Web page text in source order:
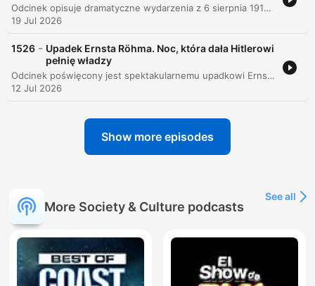
Odcinek opisuje dramatyczne wydarzenia z 6 sierpnia 1915 roku, znane jako Atak Umarłych, podczas których obrońcy twierdzy Osowiec odparli niemiecką ofensywę. Niemcy, chcąc zdobyć twierdzę bez walki, użyli nowej broni chemicznej – mieszanki chloru i bromu, która spowodowała ogromne straty wśród rosyjskiego garnizonu. Mimo tragicznych obrażeń i braku masek przeciwgazowych, ocalali żołnierze pod dowództwem podporucznika Władimira Kotlińskiego i Władysława Strzemińskiego przeprowadzili desperacki kontratak. Widok rannych, krwawiących obrońców wywołał panikę w niemieckich szeregach, zmuszając ich do ucieczki, choć ostatecznie twierdza została opuszczona ze względu na ogólną sytuację na froncie.
19 Jul 2026
1526 - Upadek Ernsta Röhma. Noc, która dała Hitlerowi
pełnię władzy
Odcinek poświęcony jest spektakularnemu upadkowi Ernsta Röhma, dowódcy SA, oraz wydarzeniom Nocy Długich Noży. Narracja śledzi drogę Röhma od bohatera wojennego i współtwórcy paramilitarnej formacji Sturmabteilung, przez jego konflikt ideologiczny z Adolfem Hitlerem, aż po krwawą czystkę, która umożliwiła Hitlerowi przejęcie pełnej, dyktatorskiej władzy w Niemczech. Analiza skupia się na mechanizmach politycznych, w których Hitler, dążąc do uzyskania poparcia armii i elit konserwatywnych, zdecydował się na eliminację własnego, potężnego sojusznika. Proces ten, wspierany przez Himmlera i Göringa, doprowadził do zniszczenia potęgi SA i ugruntowania pozycji Hitlera jako Führera po śmierci prezydenta von Hindenburga.
12 Jul 2026
Show more episodes
More Society & Culture podcasts
See all